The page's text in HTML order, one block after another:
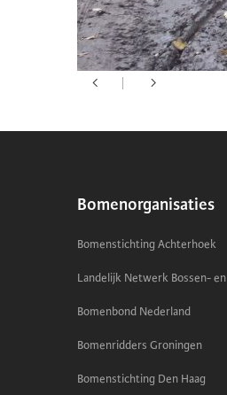
Bomenorganisaties
Bomenstichting Achterhoek
Landelijk Netwerk Bossen-
Bomenbond Nederland
Bomenridders Groningen
Bomenstichting Den Haag